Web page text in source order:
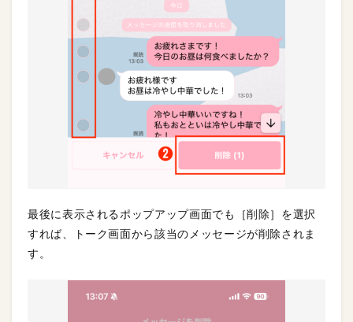
最後に表示されるポップアップ画面でも［削除］を選択
すれば、トーク画面から該当のメッセージが削除されま
す。